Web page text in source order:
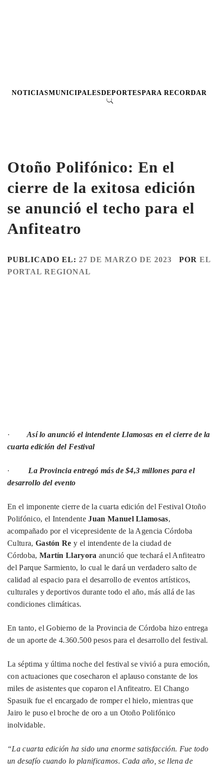
NOTICIASMUNICIPALESDEPORTESPARA RECORDAR
Otoño Polifónico: En el
cierre de la exitosa edición
se anunció el techo para el
Anfiteatro
PUBLICADO EL: 27 DE MARZO DE 2023 POR EL
PORTAL REGIONAL
· Así lo anunció el intendente Llamosas en el cierre de la
cuarta edición del Festival
· La Provincia entregó más de $4,3 millones para el
desarrollo del evento
En el imponente cierre de la cuarta edición del Festival Otoño
Polifónico, el IntendenteJuan Manuel Llamosas,
acompañado por el vicepresidente de la Agencia Córdoba
Cultura, Gastón Re y el intendente de la ciudad de
Córdoba, Martín Llaryora anunció que techará el Anfiteatro
del Parque Sarmiento, lo cual le dará un verdadero salto de
calidad al espacio para el desarrollo de eventos artísticos,
culturales y deportivos durante todo el año, más allá de las
condiciones climáticas.
En tanto, el Gobierno de la Provincia de Córdoba hizo entrega
de un aporte de 4.360.500 pesos para el desarrollo del festival.
La séptima y última noche del festival se vivió a pura emoción,
con actuaciones que cosecharon el aplauso constante de los
miles de asistentes que coparon el Anfiteatro. El Chango
Spasuik fue el encargado de romper el hielo, mientras que
Jairo le puso el broche de oro a un Otoño Polifónico
inolvidable.
“La cuarta edición ha sido una enorme satisfacción. Fue todo
un desafío cuando lo planificamos. Cada año, se llena de